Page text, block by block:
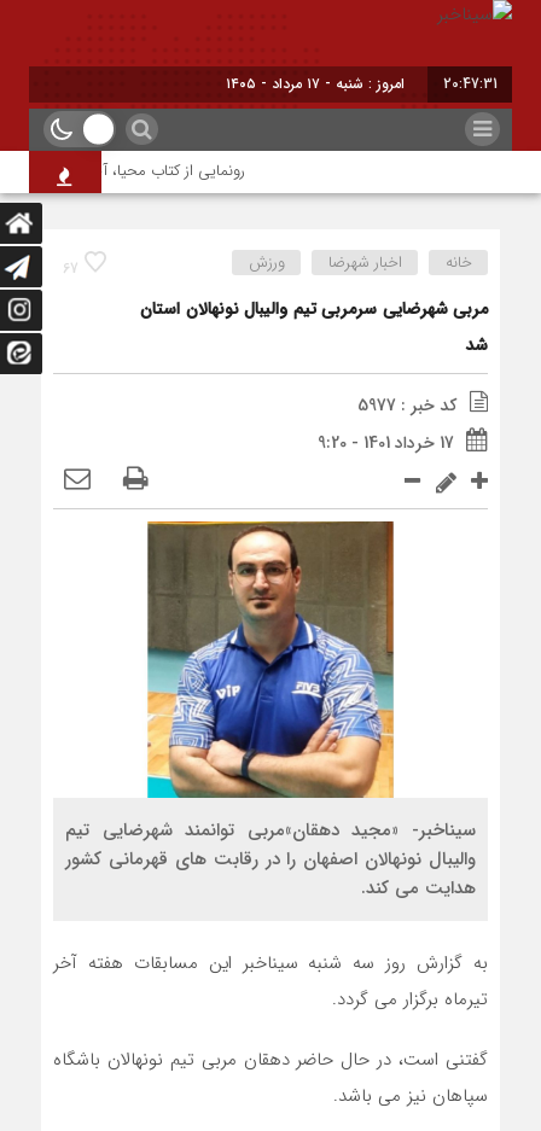
20:47:31 امروز : شنبه - ۱۷ مرداد - ۱۴۰۵
رونمایی از کتاب محیا، آخرین اثر
67 خانه اخبار شهرضا ورزش
مربی شهرضایی سرمربی تیم والیبال نونهالان استان
شد
کد خبر : 5977
17 خرداد 1401 - 9:20
سیناخبر- «مجید دهقان»مربی توانمند شهرضایی تیم
والیبال نونهالان اصفهان را در رقابت های قهرمانی کشور
هدایت می کند.
به گزارش روز سه شنبه سیناخبر این مسابقات هفته آخر
تیرماه برگزار می گردد.
گفتنی است، در حال حاضر دهقان مربی تیم نونهالان باشگاه
سپاهان نیز می باشد.